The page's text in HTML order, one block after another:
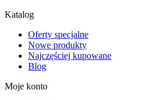
Katalog
Oferty specjalne
Nowe produkty
Najczęściej kupowane
Blog
Moje konto